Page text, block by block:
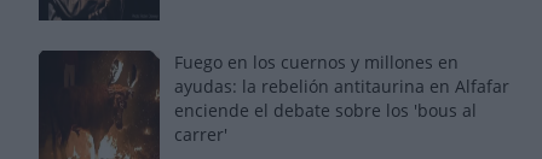
Fuego en los cuernos y millones en
ayudas: la rebelión antitaurina en Alfafar
enciende el debate sobre los 'bous al
carrer'